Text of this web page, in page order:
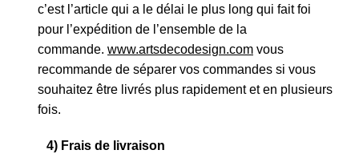
c’est l’article qui a le délai le plus long qui fait foi
pour l’expédition de l’ensemble de la
commande. www.artsdecodesign.com vous
recommande de séparer vos commandes si vous
souhaitez être livrés plus rapidement et en plusieurs
fois.
4) Frais de livraison